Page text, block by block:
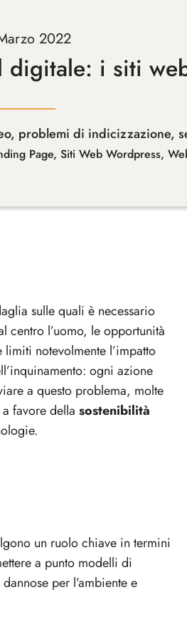
2022
digitale: i siti
, problemi di indicizzazione,
Page, Siti Web Wordpress,
sulle quali è necessario
centro l’uomo, le opportunità
notevolmente l’impatto
ogni azione
a questo problema, molte
favore della sostenibilità
un ruolo chiave in termini
a punto modelli di
per l’ambiente e